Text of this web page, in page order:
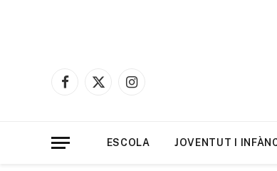
Facebook
X
Instagram
ESCOLA JOVENTUT I